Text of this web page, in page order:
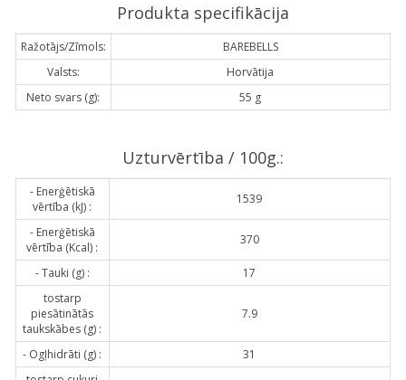
Produkta specifikācija
Ražotājs/Zīmols:
BAREBELLS
Valsts:
Horvātija
Neto svars (g):
55 g
Uzturvērtība / 100g.:
- Enerģētiskā
vērtība (kJ) :
1539
- Enerģētiskā
vērtība (Kcal) :
370
- Tauki (g) :
17
tostarp
piesātinātās
taukskābes (g) :
7.9
- Ogļhidrāti (g) :
31